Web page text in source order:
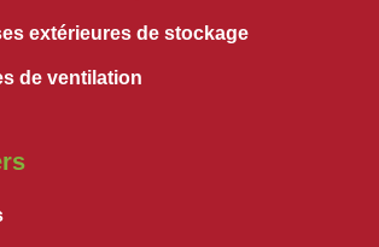
extérieures de stockage
de ventilation